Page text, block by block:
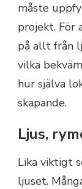
måste
projekt. För
på allt från
vilka
hur själva
skapande.
Ljus,
Lika viktigt
ljuset.